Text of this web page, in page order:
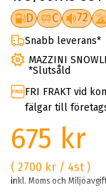
D C 72
Snabb leverans*
MAZZINI
*Slutsåld
FRI FRAKT vid
fälgar till
675 kr
( 2700 kr / 4st )
inkl. Moms och